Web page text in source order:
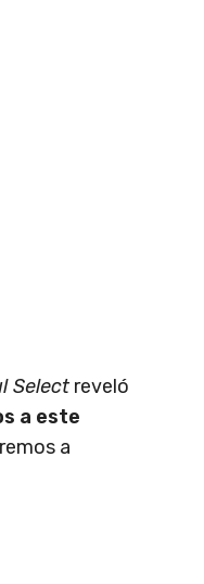
Select reveló
a este
a